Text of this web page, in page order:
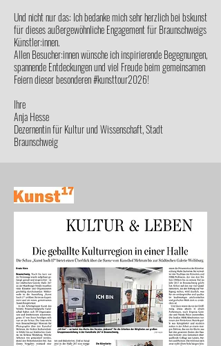
Und nicht nur das: Ich bedanke mich sehr herzlich bei bskunst
für dieses außergewöhnliche Engagement für Braunschweigs
Künstler:innen.
Allen Besucher:innen wünsche ich inspirierende Begegnungen,
spannende Entdeckungen und viel Freude beim gemeinsamen
Feiern dieser besonderen #kunsttour2026!
Ihre
Anja Hesse
Dezernentin für Kultur und Wissenschaft, Stadt
Braunschweig